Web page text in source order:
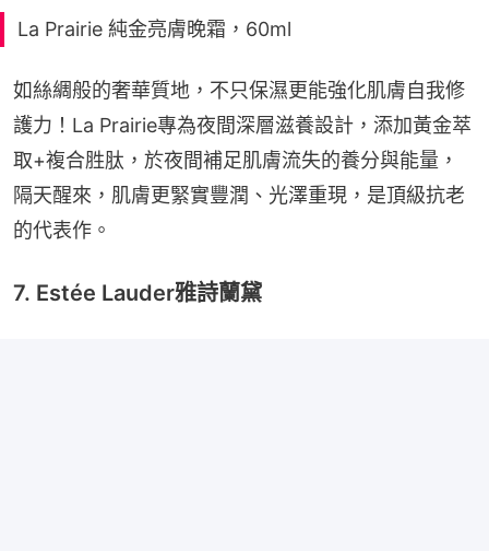
La Prairie 純金亮膚晚霜，60ml
如絲綢般的奢華質地，不只保濕更能強化肌膚自我修
護力！La Prairie專為夜間深層滋養設計，添加黃金萃
取+複合胜肽，於夜間補足肌膚流失的養分與能量，
隔天醒來，肌膚更緊實豐潤、光澤重現，是頂級抗老
的代表作。
7. Estée Lauder雅詩蘭黛